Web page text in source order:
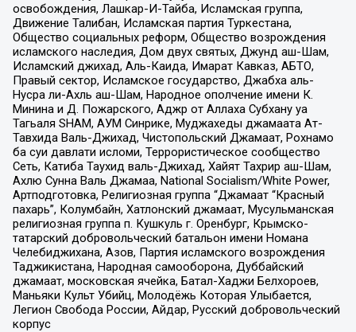
освобождения, Лашкар-И-Тайба, Исламская группа,
Движение Талибан, Исламская партия Туркестана,
Общество социальных реформ, Общество возрождения
исламского наследия, Дом двух святых, Джунд аш-Шам,
Исламский джихад, Аль-Каида, Имарат Кавказ, АБТО,
Правый сектор, Исламское государство, Джабха аль-
Нусра ли-Ахль аш-Шам, Народное ополчение имени К.
Минина и Д. Пожарского, Аджр от Аллаха Субхану уа
Тагьаля SHAM, АУМ Синрике, Муджахеды джамаата Ат-
Тавхида Валь-Джихад, Чистопольский Джамаат, Рохнамо
ба суи давлати исломи, Террористическое сообщество
Сеть, Катиба Таухид валь-Джихад, Хайят Тахрир аш-Шам,
Ахлю Сунна Валь Джамаа, National Socialism/White Power,
Артподготовка, Религиозная группа “Джамаат “Красный
пахарь”, Колумбайн, Хатлонский джамаат, Мусульманская
религиозная группа п. Кушкуль г. Оренбург, Крымско-
татарский добровольческий батальон имени Номана
Челебиджихана, Азов, Партия исламского возрождения
Таджикистана, Народная самооборона, Дуббайский
джамаат, московская ячейка, Батал-Хаджи Белхороев,
Маньяки Культ Убийц, Молодёжь Которая Улыбается,
Легион Свобода России, Айдар, Русский добровольческий
корпус